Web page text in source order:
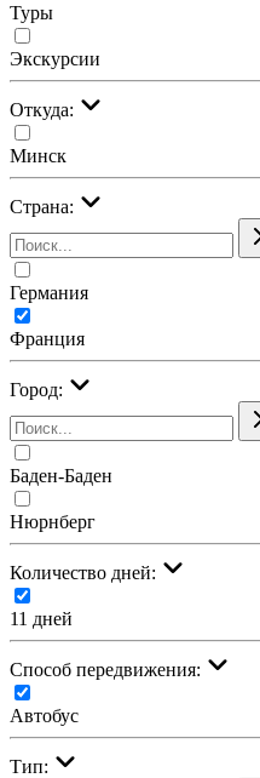
Туры
Экскурсии
Откуда:
Минск
Страна:
Германия
Франция
Город:
Баден-Баден
Нюрнберг
Количество дней:
11 дней
Cпособ передвижения:
Автобус
Тип: